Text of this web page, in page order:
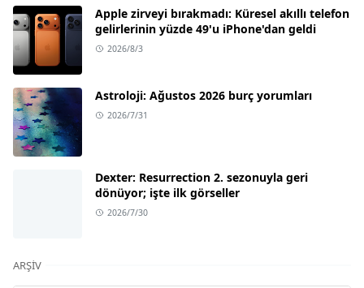
Apple zirveyi bırakmadı: Küresel akıllı telefon
gelirlerinin yüzde 49'u iPhone'dan geldi
2026/8/3
Astroloji: Ağustos 2026 burç yorumları
2026/7/31
Dexter: Resurrection 2. sezonuyla geri
dönüyor; işte ilk görseller
2026/7/30
ARŞIV